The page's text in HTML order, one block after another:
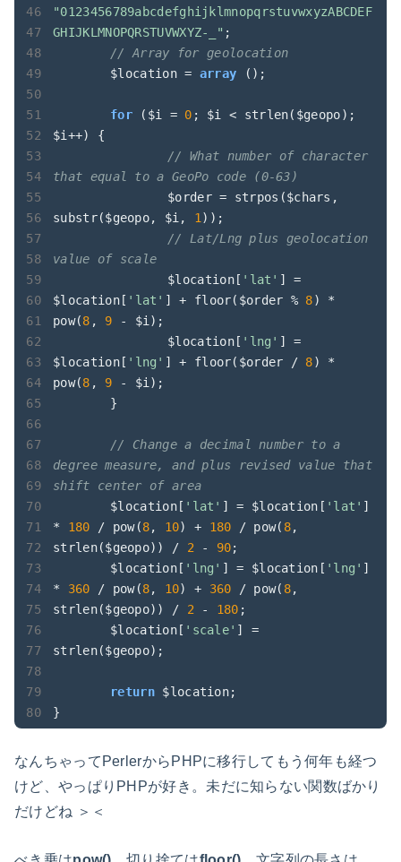
"0123456789abcdefghijklmnopqrstuvwxyzABCDEF
GHIJKLMNOPQRSTUVWXYZ-_" ;
// Array for geolocation
	$location =
array ();
for ($i = 0 ; $i < strlen($geopo);
$i++) {
// What number of character
that equal to a GeoPo code (0-63)
substr($geopo, $i, 1));
// Lat/Lng plus geolocation
value of scale
		$location[
'lat' ] =
$location[ 'lat' ] + floor($order % 8) *
pow(8 , 9 - $i);
		$location[
'lng' ] =
$location[ 'lng' ] + floor($order / 8) *
pow(8 , 9 - $i);
// Change a decimal number to a
degree measure, and plus revised value that
shift center of area
	$location[
'lat' ] = $location[ 'lat' ]
* 180 / pow(8, 10) + 180 / pow( 8,
strlen($geopo)) / 2 - 90;
	$location[
'lng' ] = $location[ 'lng' ]
* 360 / pow(8, 10) + 360 / pow( 8,
strlen($geopo)) / 2 - 180 ;
	$location[
'scale' ] =
strlen($geopo);
return $location;
なんちゃってPerlerからPHPに移行してもう何年も経つ
けど、やっぱりPHPが好き。未だに知らない関数ばかり
だけどね ＞＜